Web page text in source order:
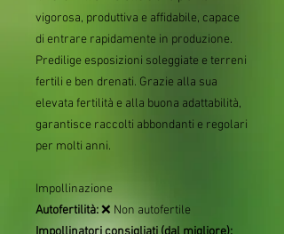
vigorosa, produttiva e affidabile, capace
di entrare rapidamente in produzione.
Predilige esposizioni soleggiate e terreni
fertili e ben drenati. Grazie alla sua
elevata fertilità e alla buona adattabilità,
garantisce raccolti abbondanti e regolari
per molti anni.
Impollinazione
Autofertilità:❌ Non autofertile